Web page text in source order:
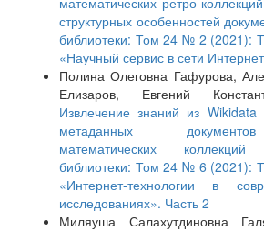
структурных особенностей
библиотеки: Том 24 № 2 (2021):
«Научный сервис в сети
Полина Олеговна Гафурова,
Елизаров, Евгений
Извлечение знаний из
метаданных
математических коллекций
библиотеки: Том 24 № 6 (2021):
«Интернет-технологии в
исследованиях». Часть 2
Миляуша Салахутдиновна